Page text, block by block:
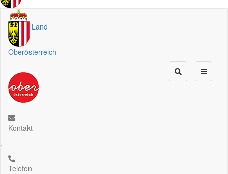
Land
Oberösterreich
Kontakt
.
Telefon